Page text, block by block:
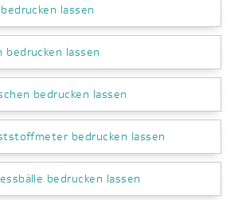
lassen
lassen
bedrucken lassen
bedrucken lassen
bedrucken lassen